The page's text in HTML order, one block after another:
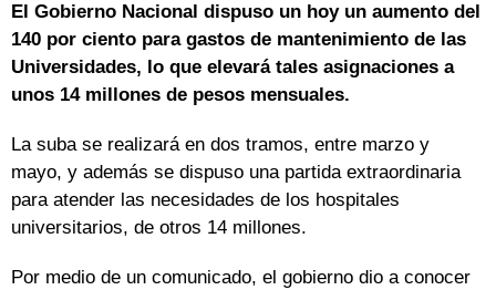
El Gobierno Nacional dispuso un hoy un aumento del
140 por ciento para gastos de mantenimiento de las
Universidades, lo que elevará tales asignaciones a
unos 14 millones de pesos mensuales.
La suba se realizará en dos tramos, entre marzo y
mayo, y además se dispuso una partida extraordinaria
para atender las necesidades de los hospitales
universitarios, de otros 14 millones.
Por medio de un comunicado, el gobierno dio a conocer